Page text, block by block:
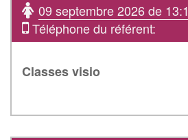
09 septembre 2026 de
Téléphone du référent:
Classes visio